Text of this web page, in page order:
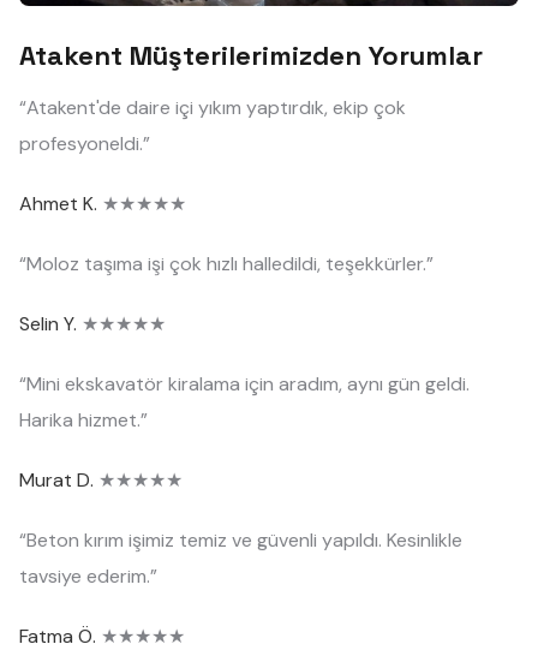
Atakent Müşterilerimizden Yorumlar
“Atakent'de daire içi yıkım yaptırdık, ekip çok
profesyoneldi.”
Ahmet K. ★★★★★
“Moloz taşıma işi çok hızlı halledildi, teşekkürler.”
Selin Y. ★★★★★
“Mini ekskavatör kiralama için aradım, aynı gün geldi.
Harika hizmet.”
Murat D. ★★★★★
“Beton kırım işimiz temiz ve güvenli yapıldı. Kesinlikle
tavsiye ederim.”
Fatma Ö. ★★★★★